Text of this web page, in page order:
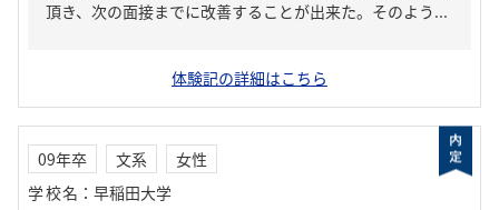
頂き、次の面接までに改善することが出来た。そのよう...
体験記の詳細はこちら
09年卒 文系
女性
学校名 ： 早稲田大学